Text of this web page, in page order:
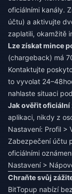
oficiálními kanály.
účtu) a aktivujte
zaplatili, okamžitě
Lze získat mince
(chargeback) má
Kontaktujte
to vyvolat
nahlaste situaci
Jak ověřit oficiální
aplikaci, nikdy z
Nastavení: Profil >
Zabezpečení účtu
oficiálními
Nastavení >
Chraňte svůj
BitTopup nabízí